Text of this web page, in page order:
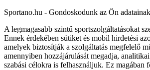
Sportano.hu - Gondoskodunk az Ön
A legmagasabb szintű sportszolgáltatásokat
Ennek érdekében sütiket és mobil hirdetési
amelyek biztosítják a szolgáltatás megfelelő
amennyiben hozzájárulását megadja,
szabási célokra is felhasználjuk. Ez magában